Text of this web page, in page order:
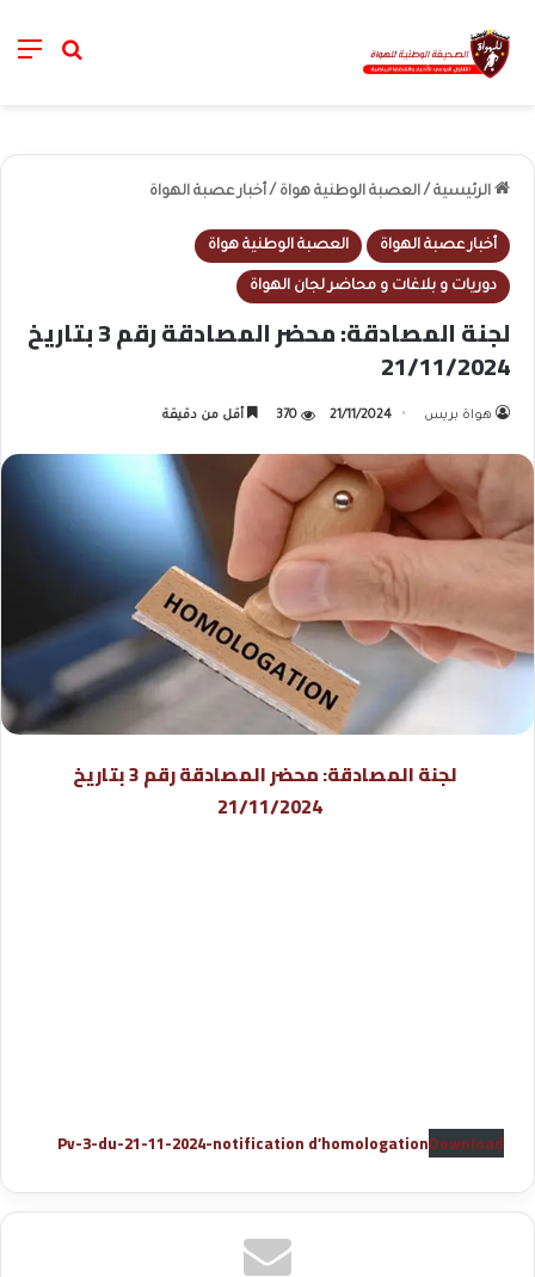
خانة
الرئيسية / العصبة الوطنية هواة / أخبار عصبة الهواة
أخبار عصبة الهواة العصبة الوطنية هواة
دوريات و بلاغات و محاضر لجان الهواة
لجنة المصادقة: محضر المصادقة رقم 3 بتاريخ
21/11/2024
هواة بريس 21/11/2024
370 أقل من دقيقة
لجنة المصادقة: محضر المصادقة رقم 3 بتاريخ
21/11/2024
Pv-3-du-21-11-2024-notification d’homologationDownload